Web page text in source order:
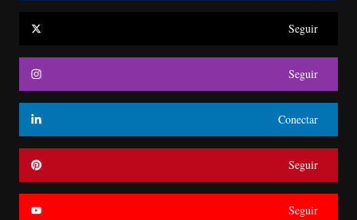
Seguir
Seguir
Conectar
Seguir
Seguir